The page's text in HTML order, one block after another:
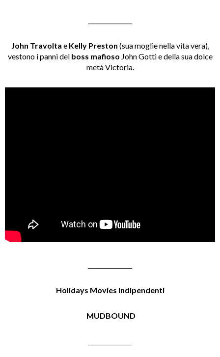
John Travolta e Kelly Preston (sua moglie nella vita vera),
vestono i panni del boss mafioso John Gotti e della sua dolce
metà Victoria.
Holidays Movies Indipendenti
MUDBOUND